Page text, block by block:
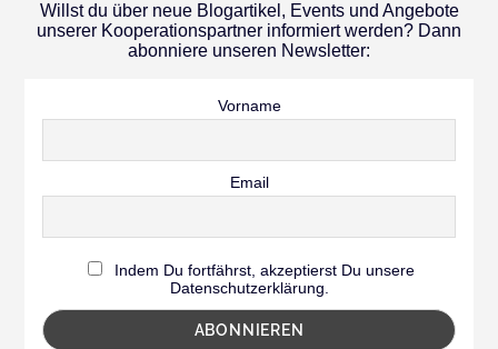
Willst du über neue Blogartikel, Events und Angebote
unserer Kooperationspartner informiert werden? Dann
abonniere unseren Newsletter:
Vorname
Email
Indem Du fortfährst, akzeptierst Du unsere
Datenschutzerklärung.